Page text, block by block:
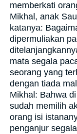
memberkati
Mikhal, anak
katanya:
dipermuliakan
mata segala
seorang yang
dengan tiada
Mikhal: Bahwa
sudah memilih
orang isi
penganjur